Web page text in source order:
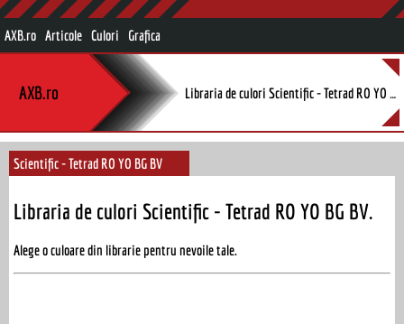
AXB.ro Articole Culori Grafica
AXB.ro
Scientific - Tetrad RO YO BG BV
Libraria de culori Scientific - Tetrad RO YO BG BV.
Alege o culoare din librarie pentru nevoile tale.